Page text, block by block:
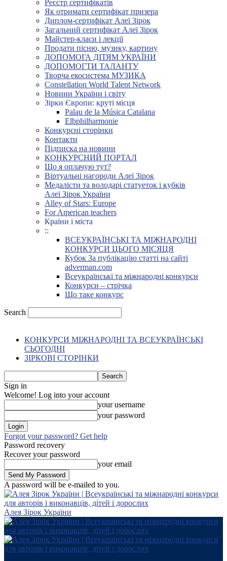
Реєстр сертифікатів
Як отримати сертифікат призера
Диплом-сертифікат Алеї Зірок
Загальний сертифікат Алеї Зірок
Майстер-класи і лекції
Продати пісню, музику, картину
ДОПОМОГА ДІТЯМ УКРАЇНИ
ДОПОМОГТИ ТАЛАНТУ
Творча екосистема МУЗИКА
Constellation World Talent Network
Новини України і світу
Зірки Європи: круті місця
Palau de la Música Catalana
Elbphilharmonie
Конкурсні сторінки
Контакти
Підписка на новини
КОНКУРСНИЙ ПОРТАЛ
Що я оплачую тут?
Віртуальні нагороди Алеї Зірок
Медалісти та володарі статуеток і кубків
Алеї Зірок України
Alley of Stars: Europe
For American teachers
Країни і міста
::
ВСЕУКРАЇНСЬКІ ТА МІЖНАРОДНІ
КОНКУРСИ ЦЬОГО МІСЯЦЯ
Кубок За публікацію статті на сайті
adverman.com
Всеукраїнські та міжнародні конкурси
Конкурси – стрічка
Що таке конкурс
Search
КОНКУРСИ МІЖНАРОДНІ ТА ВСЕУКРАЇНСЬКІ
СЬОГОДНІ
ЗІРКОВІ СТОРІНКИ
Sign in
Welcome! Log into your account
your username
your password
Forgot your password? Get help
Password recovery
Recover your password
your email
A password will be e-mailed to you.
Алея Зірок України